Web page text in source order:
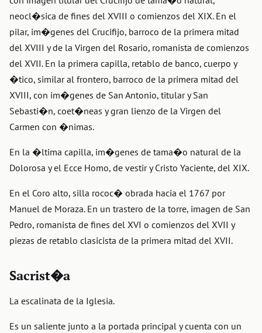
neocl�sica de fines del XVIII o comienzos del XIX. En el
pilar, im�genes del Crucifijo, barroco de la primera mitad
del XVIII y de la Virgen del Rosario, romanista de comienzos
del XVII. En la primera capilla, retablo de banco, cuerpo y
�tico, similar al frontero, barroco de la primera mitad del
XVIII, con im�genes de San Antonio, titular y San
Sebasti�n, coet�neas y gran lienzo de la Virgen del
Carmen con �nimas.
En la �ltima capilla, im�genes de tama�o natural de la
Dolorosa y el Ecce Homo, de vestir y Cristo Yaciente, del XIX.
En el Coro alto, silla rococ� obrada hacia el 1767 por
Manuel de Moraza. En un trastero de la torre, imagen de San
Pedro, romanista de fines del XVI o comienzos del XVII y
piezas de retablo clasicista de la primera mitad del XVII.
Sacrist�a
La escalinata de la Iglesia.
Es un saliente junto a la portada principal y cuenta con un